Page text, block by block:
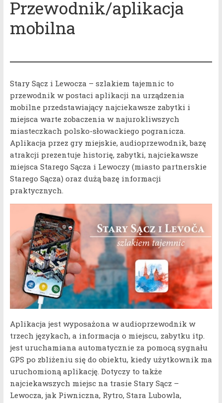
Przewodnik/aplikacja
mobilna
Stary Sącz i Lewocza – szlakiem tajemnic to
przewodnik w postaci aplikacji na urządzenia
mobilne przedstawiający najciekawsze zabytki i
miejsca warte zobaczenia w najurokliwszych
miasteczkach polsko-słowackiego pogranicza.
Aplikacja przez gry miejskie, audioprzewodnik, bazę
atrakcji prezentuje historię, zabytki, najciekawsze
miejsca Starego Sącza i Lewoczy (miasto partnerskie
Starego Sącza) oraz dużą bazę informacji
praktycznych.
Aplikacja jest wyposażona w audioprzewodnik w
trzech językach, a informacja o miejscu, zabytku itp.
jest uruchamiana automatycznie za pomocą sygnału
GPS po zbliżeniu się do obiektu, kiedy użytkownik ma
uruchomioną aplikację. Dotyczy to także
najciekawszych miejsc na trasie Stary Sącz –
Lewocza, jak Piwniczna, Rytro, Stara Lubowla,